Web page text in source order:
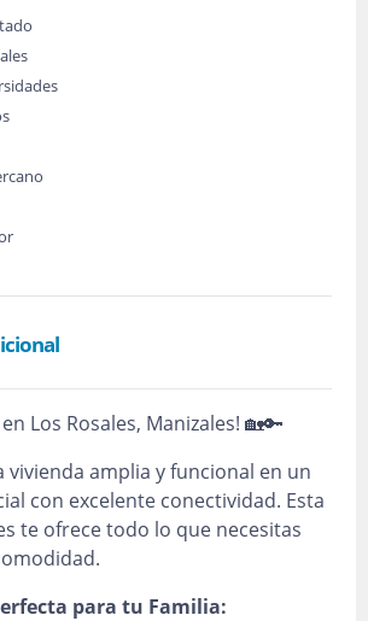
Los Rosales, Manizales! 🏡🔑
vivienda amplia y funcional en un
con excelente conectividad. Esta
te ofrece todo lo que necesitas
para tu Familia: